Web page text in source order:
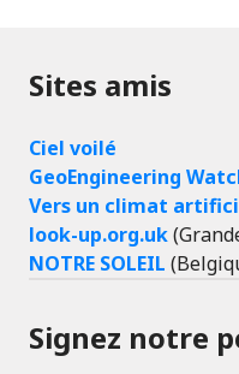
Sites amis
Ciel voilé
GeoEngineering
Vers un climat
look-up.org.uk
NOTRE SOLEIL
Signez notre